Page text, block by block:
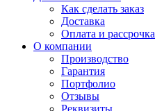
Как сделать заказ
Доставка
Оплата и рассрочка
О компании
Производство
Гарантия
Портфолио
Отзывы
Реквизиты